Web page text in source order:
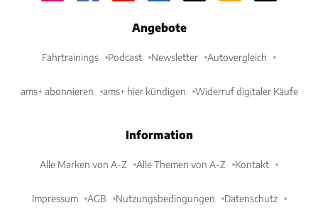
Angebote
Fahrtrainings Podcast Newsletter Autovergleich
ams+ abonnieren ams+ hier kündigen Widerruf digitaler Käufe
Information
Alle Marken von A-Z Alle Themen von A-Z Kontakt
Impressum AGB Nutzungsbedingungen Datenschutz